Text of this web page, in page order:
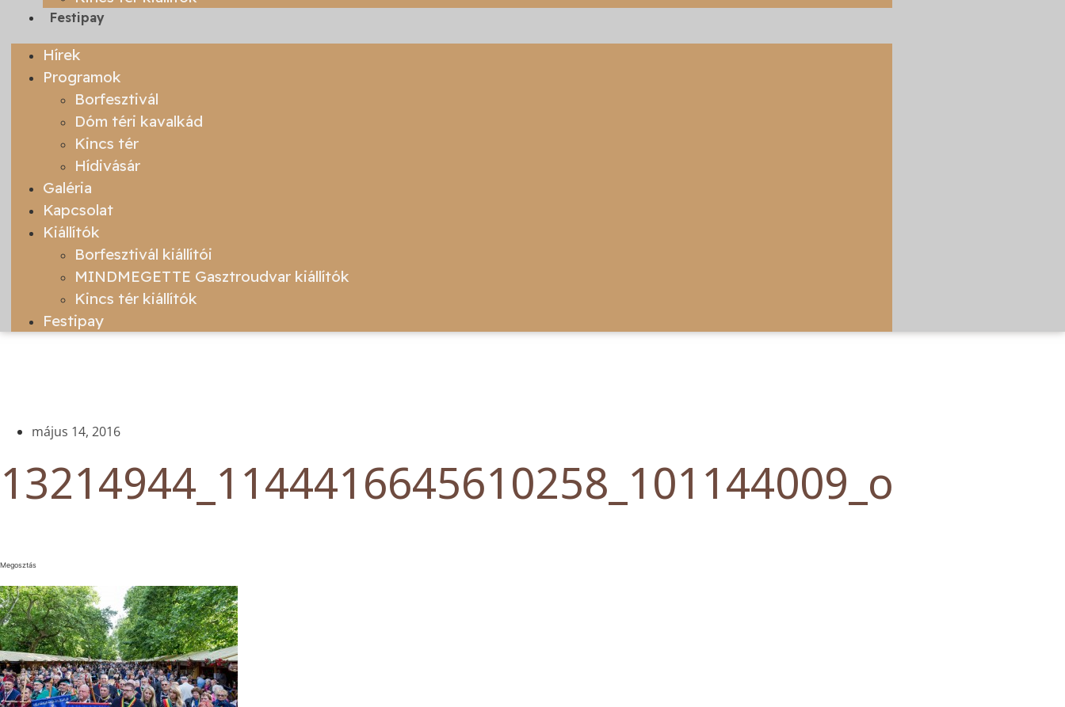
Festipay
Hírek
Programok
Borfesztivál
Dóm téri kavalkád
Kincs tér
Hídivásár
Galéria
Kapcsolat
Kiállítók
Borfesztivál kiállítói
MINDMEGETTE Gasztroudvar kiállítók
Kincs tér kiállítók
Festipay
május 14, 2016
13214944_1144416645610258_101144009_o
Megosztás